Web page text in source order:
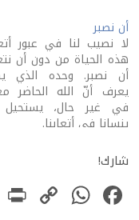
أن نصبر
لا نصيب لنا في عبور
هذه الحياة من دون أن
أن نصبر. وحده الذي
يعرف أنّ الله الحاضر
في غير حال،
ينسانا في أتعابنا.
شارك!